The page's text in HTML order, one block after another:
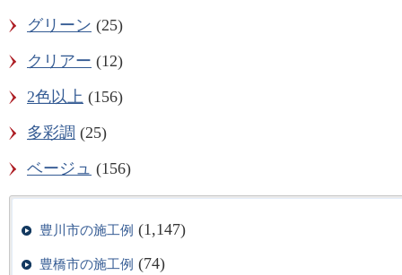
グリーン (25)
クリアー (12)
2色以上 (156)
多彩調 (25)
ベージュ (156)
豊川市の施工例 (1,147)
豊橋市の施工例 (74)